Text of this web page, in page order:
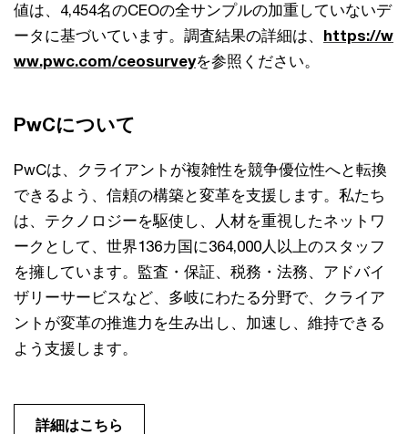
値は、4,454名のCEOの全サンプルの加重していないデ
ータに基づいています。調査結果の詳細は、 https://w
ww.pwc.com/ceosurveyを参照ください。
PwCについて
PwCは、クライアントが複雑性を競争優位性へと転換
できるよう、信頼の構築と変革を支援します。私たち
は、テクノロジーを駆使し、人材を重視したネットワ
ークとして、世界136カ国に364,000人以上のスタッフ
を擁しています。監査・保証、税務・法務、アドバイ
ザリーサービスなど、多岐にわたる分野で、クライア
ントが変革の推進力を生み出し、加速し、維持できる
よう支援します。
詳細はこちら